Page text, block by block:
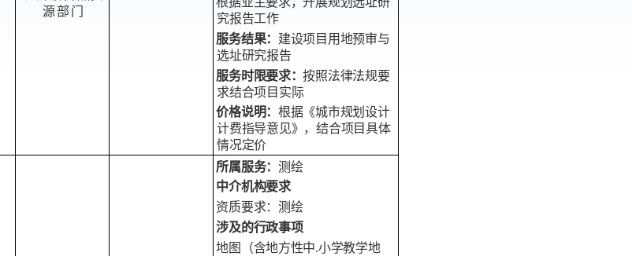
源部门
究报告工作
服务结果： 建设项目用地预审与
选址研究报告
服务时限要求：按照法律法规要
求结合项目实际
价格说明：根据《城市规划设计
计费指导意见》，结合项目具体
情况定价
所属服务：测绘
中介机构要求
资质要求：测绘
涉及的行政事项
地图（含地方性中.小学教学地